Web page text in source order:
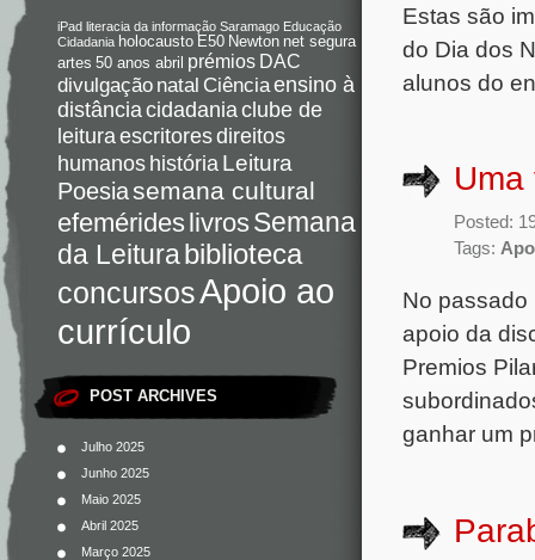
iPad literacia da informação Saramago Educação
Cidadania holocausto E50 Newton net segura
artes 50 anos abril prémios DAC
divulgação natal Ciênciaensino à
distânciacidadaniaclube de
leituraescritoresdireitos
humanoshistória Leitura
Poesiasemana cultural
efemérideslivrosSemana
da Leiturabiblioteca
concursosApoio ao
currículo
POST ARCHIVES
Julho 2025
Junho 2025
Maio 2025
Abril 2025
Março 2025
Estas são
do Dia dos
alunos do
Posted:
Tags:
No passado
apoio da
Premios
ganhar um